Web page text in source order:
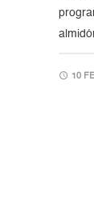
10